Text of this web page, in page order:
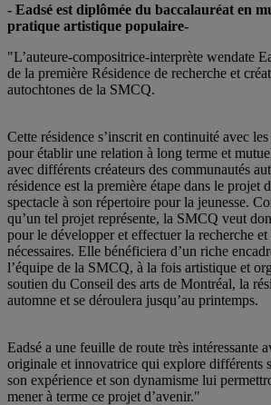
- Eadsé est diplômée du baccalauréat en
pratique artistique populaire-
"L’auteure-compositrice-interprète wendate
de la première Résidence de recherche et
autochtones de la SMCQ.
Cette résidence s’inscrit en continuité avec
pour établir une relation à long terme et
avec différents créateurs des communautés
résidence est la première étape dans le projet
spectacle à son répertoire pour la jeunesse.
qu’un tel projet représente, la SMCQ veut
pour le développer et effectuer la recherche
nécessaires. Elle bénéficiera d’un riche
l’équipe de la SMCQ, à la fois artistique et
soutien du Conseil des arts de Montréal, la
automne et se déroulera jusqu’au printemps.
Eadsé a une feuille de route très intéressante
originale et innovatrice qui explore différents
son expérience et son dynamisme lui
mener à terme ce projet d’avenir."